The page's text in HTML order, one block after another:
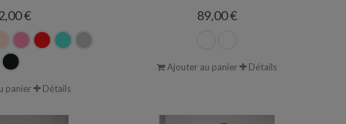
€
panier Détails
89,00 €
Ajouter au panier Détails